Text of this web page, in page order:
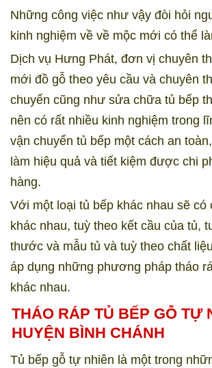
Những công việc như vậy đòi hỏi
kinh nghiệm về về mộc mới có thể
Dịch vụ Hưng Phát, đơn vị chuyên
mới đồ gỗ theo yêu cầu và chuyên
chuyển cũng như sửa chữa tủ bếp
nên có rất nhiều kinh nghiệm trong
vận chuyển tủ bếp một cách an
làm hiệu quả và tiết kiệm được chi
hàng.
Với một loại tủ bếp khác nhau sẽ có
khác nhau, tuỳ theo kết cầu của tủ,
thước và mẫu tủ và tuỳ theo chất
áp dụng những phương pháp tháo
khác nhau.
THÁO RÁP TỦ BẾP GỖ TỰ
HUYỆN BÌNH CHÁNH
Tủ bếp gỗ tự nhiên là một trong